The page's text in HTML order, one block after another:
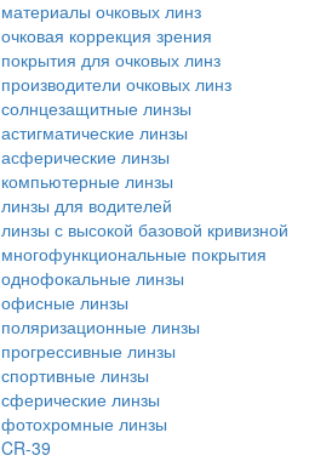
материалы очковых линз
очковая коррекция зрения
покрытия для очковых линз
производители очковых линз
солнцезащитные линзы
астигматические линзы
асферические линзы
компьютерные линзы
линзы для водителей
линзы с высокой базовой кривизной
многофункциональные покрытия
однофокальные линзы
офисные линзы
поляризационные линзы
прогрессивные линзы
спортивные линзы
сферические линзы
фотохромные линзы
CR-39